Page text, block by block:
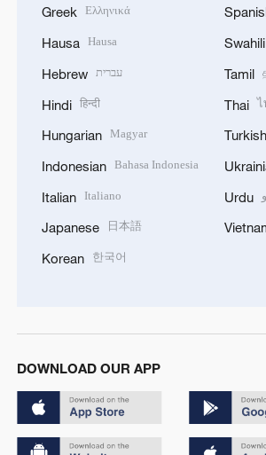
Greek Ελληνικά
Hausa Hausa
Hebrew עברית
Hindi हिन्दी
Hungarian Magyar
Indonesian Bahasa Indonesia
Italian Italiano
Japanese 日本語
Korean 한국어
Swahili
Tamil
Thai
Turkish
Urdu
DOWNLOAD OUR APP